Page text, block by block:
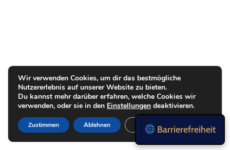
Barrierefreiheit
Wir verwenden Cookies, um dir das bestmögliche
Nutzererlebnis auf unserer Website zu bieten.
Du kannst mehr darüber erfahren, welche Cookies wir
verwenden, oder sie in den Einstellungen deaktivieren.
Zustimmen Ablehnen Einstellungen